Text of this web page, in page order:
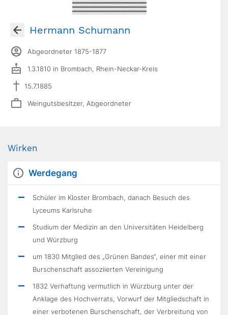
Hermann Schumann
Abgeordneter 1875-1877
1.3.1810 in Brombach, Rhein-Neckar-Kreis
15.7.1885
Weingutsbesitzer, Abgeordneter
Wirken
Werdegang
Schüler im Kloster Brombach, danach Besuch des
Lyceums Karlsruhe
Studium der Medizin an den Universitäten Heidelberg
und Würzburg
um 1830 Mitglied des „Grünen Bandes“, einer mit einer
Burschenschaft assoziierten Vereinigung
1832 Verhaftung vermutlich in Würzburg unter der
Anklage des Hochverrats, Vorwurf der Mitgliedschaft in
einer verbotenen Burschenschaft, der Verbreitung von